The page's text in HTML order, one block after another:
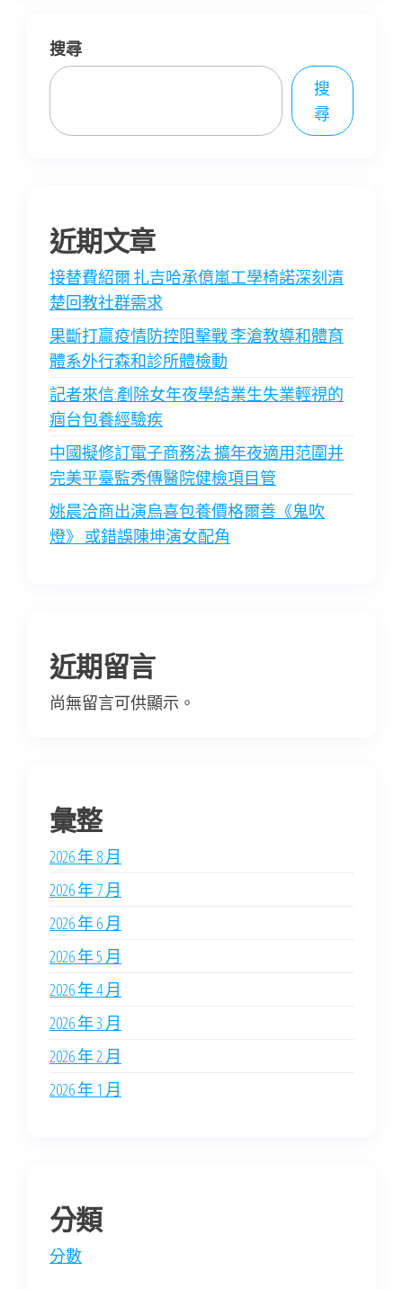
搜尋
搜
尋
近期文章
接替費紹爾 扎吉哈承億嵐工學椅諾深刻清
楚回教社群需求
果斷打贏疫情防控阻擊戰 李滄教導和體育
體系外行森和診所體檢動
記者來信:剷除女年夜學結業生失業輕視的
痼台包養經驗疾
中國擬修訂電子商務法 擴年夜適用范圍并
完美平臺監秀傳醫院健檢項目管
姚晨洽商出演烏喜包養價格爾善《鬼吹
燈》 或錯誤陳坤演女配角
近期留言
尚無留言可供顯示。
彙整
2026 年 8 月
2026 年 7 月
2026 年 6 月
2026 年 5 月
2026 年 4 月
2026 年 3 月
2026 年 2 月
2026 年 1 月
分類
分數